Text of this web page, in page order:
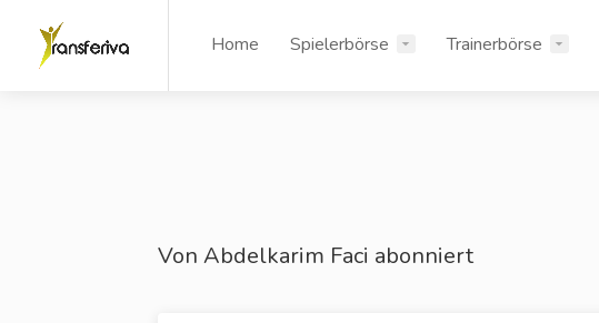
Home Spielerbörse Trainerbörse
Von Abdelkarim Faci abonniert